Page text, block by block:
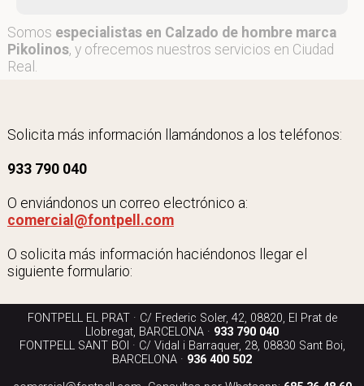
Somos especialistas en Calzado de hombre marca
Pikolinos, y ofrecemos nuestros servicios en Ciudad
Real.
Solicita más información llamándonos a los teléfonos:
933 790 040
O enviándonos un correo electrónico a:
comercial@fontpell.com
O solicita más información haciéndonos llegar el
siguiente formulario:
FONTPELL EL PRAT · C/ Frederic Soler, 42, 08820, El Prat de
Llobregat, BARCELONA · 933 790 040
FONTPELL SANT BOI · C/ Vidal i Barraquer, 28, 08830 Sant Boi,
BARCELONA · 936 400 502